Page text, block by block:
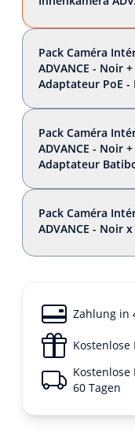
Pack Caméra
ADVANCE - Noir +
Adaptateur PoE -
Pack Caméra
ADVANCE - Noir +
Adaptateur
Pack Caméra
ADVANCE - Noir
Zahlung in
Kostenlose
60 Tagen